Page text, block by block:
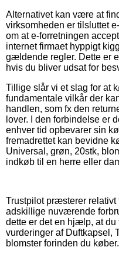
Alternativet kan være at
virksomheden er tilsluttet
om at e-forretningen
internet firmaet hyppigt
gældende regler. Dette er
hvis du bliver udsat for
Tillige slår vi et slag for at
fundamentale vilkår der
handlen, som fx den
lover. I den forbindelse er
enhver tid opbevarer sin
fremadrettet kan bevidne
Universal, grøn, 20stk,
indkøb til en herre eller
Trustpilot præsterer
adskillige nuværende
dette er det en hjælp, at
vurderinger af Duftkapsel,
blomster forinden du køber.